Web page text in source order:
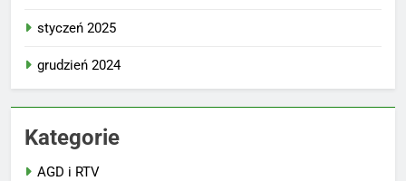
styczeń 2025
grudzień 2024
Kategorie
AGD i RTV